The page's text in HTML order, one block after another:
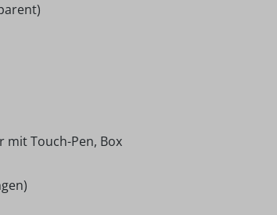
mit Touch-Pen, Box